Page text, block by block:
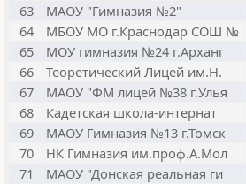
63
МАОУ "Гимназия №2"
64
МБОУ МО г.Краснодар СОШ №
65
МОУ гимназия №24 г.Арханг
66
Теоретический Лицей им.Н.
67
МАОУ "ФМ лицей №38 г.Улья
68
Кадетская школа-интернат
69
МАОУ Гимназия №13 г.Томск
70
НК Гимназия им.проф.А.Мол
71
МАОУ "Донская реальная ги